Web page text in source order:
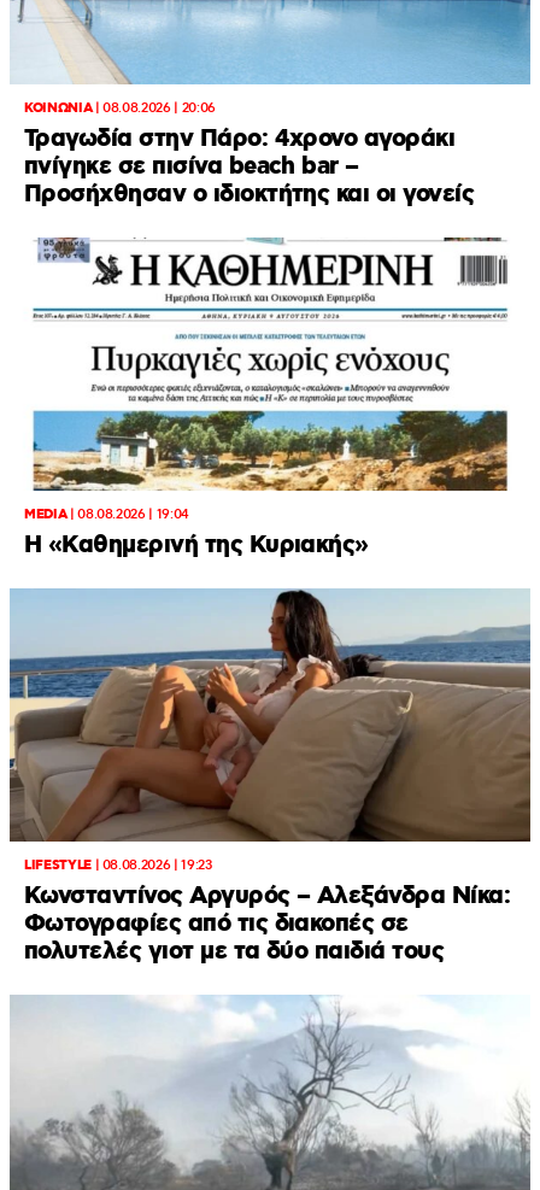
ΚΟΙΝΩΝΙΑ|08.08.2026 | 20:06
Τραγωδία στην Πάρο: 4χρονο αγοράκι
πνίγηκε σε πισίνα beach bar –
Προσήχθησαν ο ιδιοκτήτης και οι γονείς
MEDIA|08.08.2026 | 19:04
H «Καθημερινή της Κυριακής»
LIFESTYLE| 08.08.2026 | 19:23
Κωνσταντίνος Αργυρός – Αλεξάνδρα Νίκα:
Φωτογραφίες από τις διακοπές σε
πολυτελές γιοτ με τα δύο παιδιά τους